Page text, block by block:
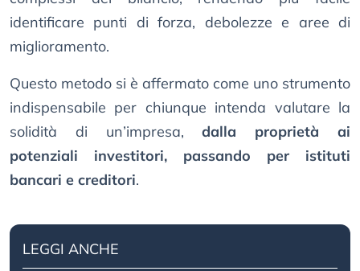
identificare punti di forza, debolezze e aree di
miglioramento.
Questo metodo si è affermato come uno strumento
indispensabile per chiunque intenda valutare la
solidità di un’impresa,dalla proprietà ai
potenziali investitori, passando per istituti
bancari e creditori.
LEGGI ANCHE